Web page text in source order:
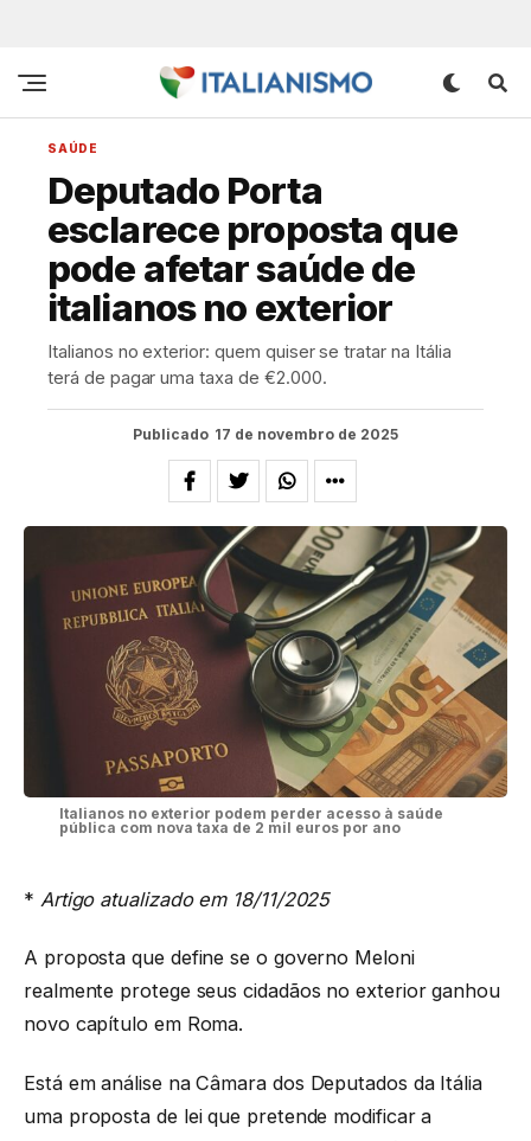
SAÚDE
Deputado Porta
esclarece proposta que
pode afetar saúde de
italianos no exterior
Italianos no exterior: quem quiser se tratar na Itália
terá de pagar uma taxa de €2.000.
Publicado 17 de novembro de 2025
Italianos no exterior podem perder acesso à saúde
pública com nova taxa de 2 mil euros por ano
* Artigo atualizado em 18/11/2025
A proposta que define se o governo Meloni
realmente protege seus cidadãos no exterior ganhou
novo capítulo em Roma.
Está em análise na Câmara dos Deputados da Itália
uma proposta de lei que pretende modificar a